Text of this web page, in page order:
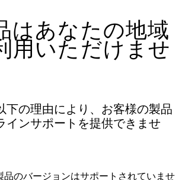
はあなたの地域
用いただけませ
下の理由により、お客様の製品
インサポートを提供できませ
品のバージョンはサポートされていませ